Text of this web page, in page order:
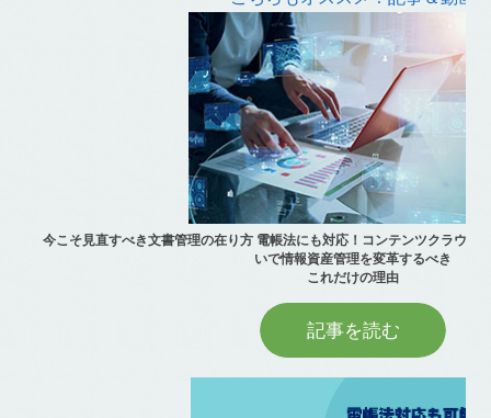
今こそ見直すべき文書管理の在り方 電帳法にも対応！コンテンツクラウド
いで情報資産管理を変革するべき
これだけの理由
記事を読む